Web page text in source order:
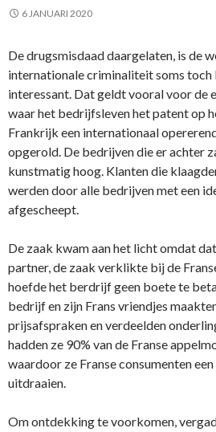
6 JANUARI 2020
De drugsmisdaad daargelaten, is de
internationale criminaliteit soms
interessant. Dat geldt vooral voor de
waar het bedrijfsleven het patent op
Frankrijk een internationaal
opgerold. De bedrijven die er achter
kunstmatig hoog. Klanten die
werden door alle bedrijven met een
afgescheept.
De zaak kwam aan het licht omdat
partner, de zaak verklikte bij de
hoefde het berdrijf geen boete te
bedrijf en zijn Frans vriendjes
prijsafspraken en verdeelden
hadden ze 90% van de Franse
waardoor ze Franse consumenten
uitdraaien.
Om ontdekking te voorkomen,